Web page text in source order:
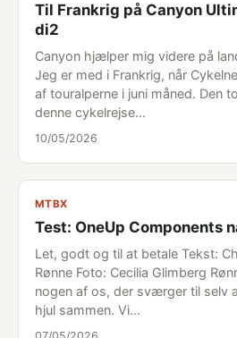
Til Frankrig på Canyon
di2
Canyon hjælper mig videre på
Jeg er med i Frankrig, når
af touralperne i juni måned. Den
denne cykelrejse…
10/05/2026
MTBX
Test: OneUp Components
Let, godt og til at betale Tekst:
Rønne Foto: Cecilia Glimberg
nogen af os, der sværger til selv
hjul sammen. Vi…